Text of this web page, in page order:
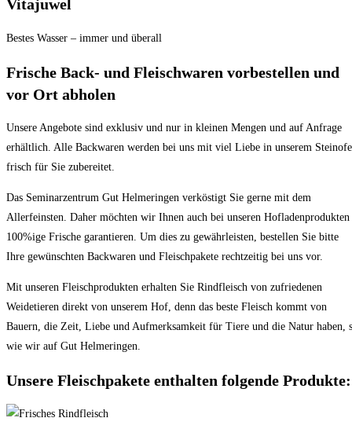
Vitajuwel
Bestes Wasser – immer und überall
Frische Back- und Fleischwaren vorbestellen und
vor Ort abholen
Unsere Angebote sind exklusiv und nur in kleinen Mengen und auf Anfrage
erhältlich. Alle Backwaren werden bei uns mit viel Liebe in unserem
frisch für Sie zubereitet.
Das Seminarzentrum Gut Helmeringen verköstigt Sie gerne mit dem
Allerfeinsten. Daher möchten wir Ihnen auch bei unseren Hofladenprodukten
100%ige Frische garantieren. Um dies zu gewährleisten, bestellen Sie bitte
Ihre gewünschten Backwaren und Fleischpakete rechtzeitig bei uns vor.
Mit unseren Fleischprodukten erhalten Sie Rindfleisch von zufriedenen
Weidetieren direkt von unserem Hof, denn das beste Fleisch kommt von
Bauern, die Zeit, Liebe und Aufmerksamkeit für Tiere und die Natur haben,
wie wir auf Gut Helmeringen.
Unsere Fleischpakete enthalten folgende Produkte: